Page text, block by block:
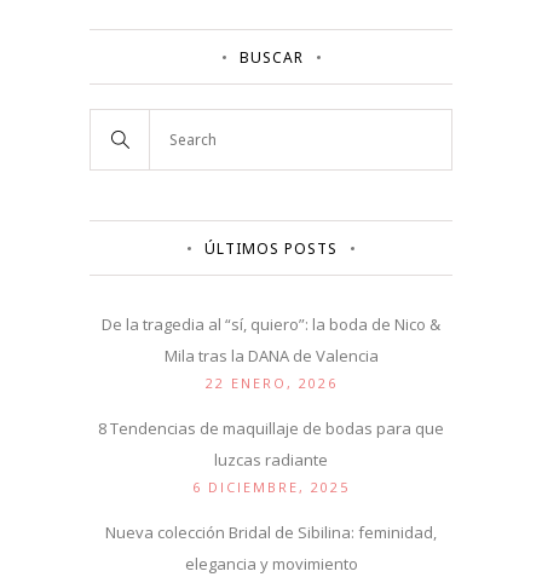
BUSCAR
ÚLTIMOS POSTS
De la tragedia al “sí, quiero”: la boda de Nico &
Mila tras la DANA de Valencia
22 ENERO, 2026
8 Tendencias de maquillaje de bodas para que
luzcas radiante
6 DICIEMBRE, 2025
Nueva colección Bridal de Sibilina: feminidad,
elegancia y movimiento